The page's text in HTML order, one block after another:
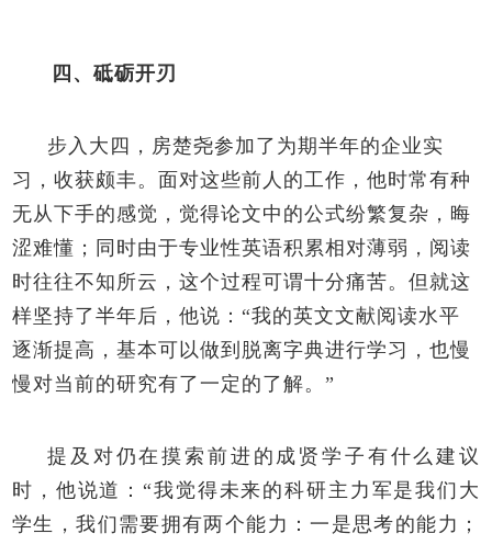
四、砥砺开刃
步入大四，房楚尧参加了为期半年的企业实
习，收获颇丰。面对这些前人的工作，他时常有种
无从下手的感觉，觉得论文中的公式纷繁复杂，晦
涩难懂；同时由于专业性英语积累相对薄弱，阅读
时往往不知所云，这个过程可谓十分痛苦。但就这
样坚持了半年后，他说：“我的英文文献阅读水平
逐渐提高，基本可以做到脱离字典进行学习，也慢
慢对当前的研究有了一定的了解。”
提及对仍在摸索前进的成贤学子有什么建议
时，他说道：“我觉得未来的科研主力军是我们大
学生，我们需要拥有两个能力：一是思考的能力；